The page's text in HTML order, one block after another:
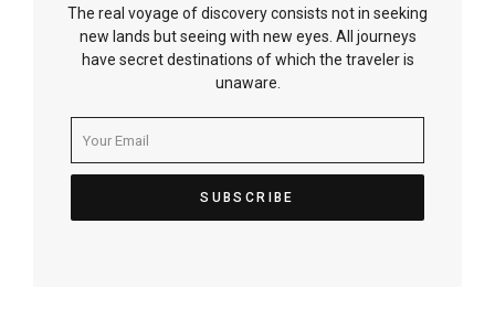
The real voyage of discovery consists not in seeking
new lands but seeing with new eyes. All journeys
have secret destinations of which the traveler is
unaware.